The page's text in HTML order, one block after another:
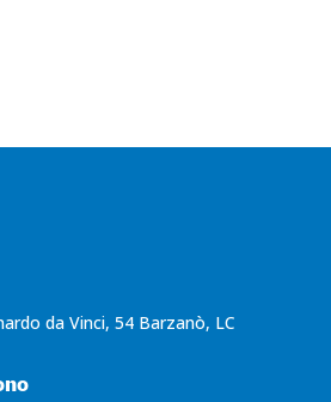
da Vinci, 54 Barzanò, LC